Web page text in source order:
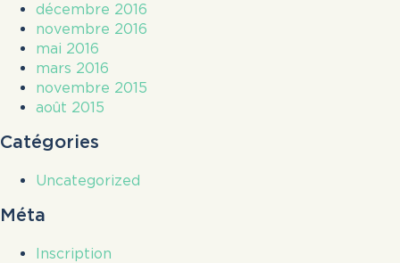
décembre 2016
novembre 2016
mai 2016
mars 2016
novembre 2015
août 2015
Catégories
Uncategorized
Méta
Inscription